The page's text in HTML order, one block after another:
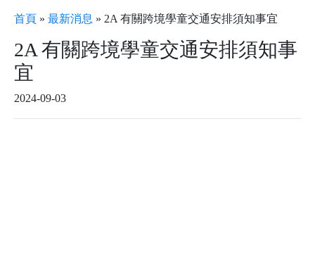
首頁 » 最新消息 » 2A 有關跨境學童交通安排須知事宜
2A 有關跨境學童交通安排須知事
宜
2024-09-03